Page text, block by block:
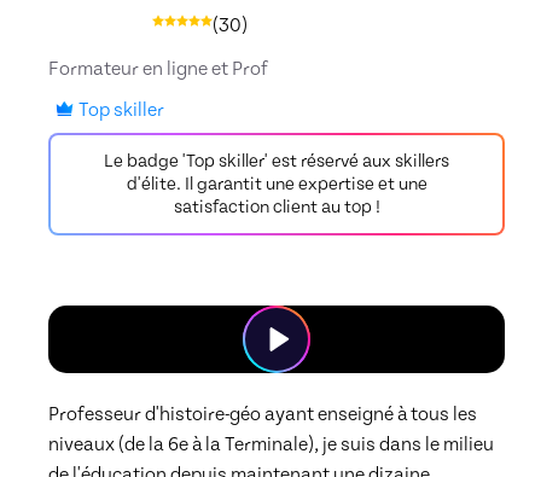
(30)
Formateur en ligne et Prof
Top skiller
Le badge 'Top skiller' est réservé aux skillers
d'élite. Il garantit une expertise et une
satisfaction client au top !
Professeur d'histoire-géo ayant enseigné à tous les
niveaux (de la 6e à la Terminale), je suis dans le milieu